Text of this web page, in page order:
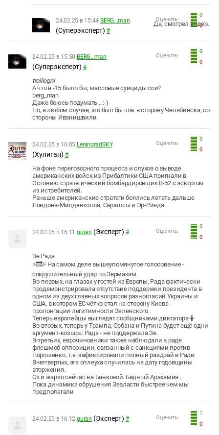
0
0
Оценить:
24.02.25 в 15:44 BERG...man
(Суперэксперт) #
Да, смотрел видео.
0
0
Оценить:
24.02.25 в 15:50 BERG...man
(Суперэксперт) #
trolliogni
А что в -15 было бы, массовые суициды сои?
berg_man
Даже боюсь подумать....:-)
Но, в любом случае, это был бы шаг в сторону Челябинска, со
стороны Иванишвили.
0
0
Оценить:
24.02.25 в 16:05 LeningradSKY
(Хулиган) #
На фоне переговорного процесса и слухов о выводе
американских войск из Прибалтики США пригнали в
Эстонию стратегический бомбардировщик B-52 с эскортом
из истребителей.
Раньше американские стратеги боялись летать дальше
Лондона-Милденхолла, Сарагосы и Эр-Рияда.
0
0
Оценить:
24.02.25 в 16:11 guran (Эксперт) #
Зе Рада
⚡️🔜⚡️ На самом деле вышеупомянутое голосование -
сокрушительный удар по Зермакам.
Во-первых, на глазах у гостей из Европы, Рада фактически
продемонстрировала отсутствие поддержки президента в
одном из двух главных вопросов разногласий Украины и
США, в котором ЕС чётко стал на сторону Киева -
пролонгации легитимности Зеленского.
Теперь европейцы выглядят сообщниками диктатора🤷
Во-вторых, теперь у Трампа, Орбана и Путина будет ещё одни
аргумент-козырь: Рада - не поддержала Зе.
В-третьих, еврочиновники также наблюдали в раде
флешмоб оппозиции, связанный с санкциями против
Порошенко, т.е. зафиксировали полный раздрай в Раде.
В-четвертых, эта оплеуха случилась на дату годовщины
вторжения.
Ох и жарко сейчас на Банковой. Бедный Арахамия…
Пока динамика обрушения Зевласти быстрее чем мы
предполагали
1
0
Оценить:
24.02.25 в 16:12 guran (Эксперт) #